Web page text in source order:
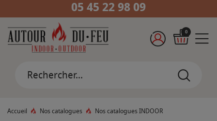
05 45 22 98 09
0
Accueil Nos catalogues Nos catalogues INDOOR